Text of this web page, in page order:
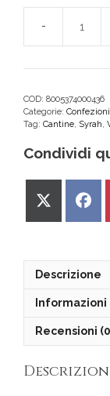
COD: 8005374000436
Categorie:
Tag: Cantine, Syrah,
Condividi
Share
Descrizione
Recensioni